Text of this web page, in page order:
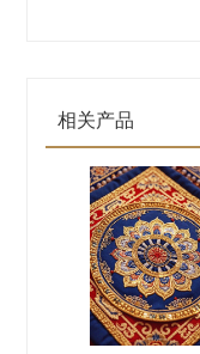
相关产品